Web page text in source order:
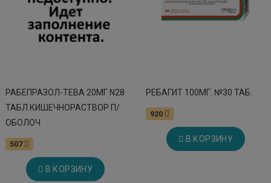
РАБЕПРАЗОЛ-ТЕВА 20МГ N28
ТАБЛ КИШЕЧНОРАСТВОР П/
ОБОЛОЧ
507
В КОРЗИНУ
РЕБАГИТ 100МГ. №30 ТАБ.
920
В КОРЗИНУ